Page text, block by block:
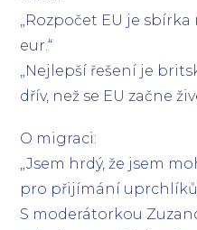
„Rozpočet EU je sbírka
eur.“
„Nejlepší řešení je
dřív, než se EU začne
O migraci:
„Jsem hrdý, že jsem
pro přijímání
S moderátorkou